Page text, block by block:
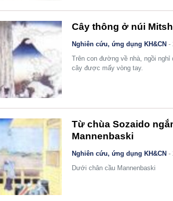
Cây thông ở núi
Nghiên cứu, ứng dụng KH&CN -
Trên con đường về nhà, ngồi
cây được mấy vòng tay.
Từ chùa Sozaido
Mannenbaski
Nghiên cứu, ứng dụng KH&CN -
Dưới chân cầu Mannenbaski